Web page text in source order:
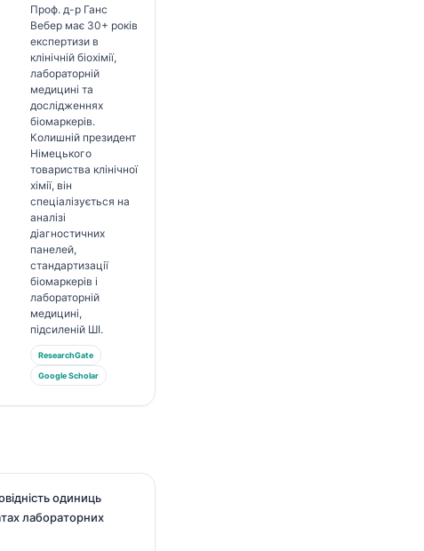
Проф. д-р Ганс
Вебер має 30+ років
експертизи в
клінічній біохімії,
лабораторній
медицині та
дослідженнях
біомаркерів.
Колишній президент
Німецького
товариства клінічної
хімії, він
спеціалізується на
аналізі
діагностичних
панелей,
стандартизації
біомаркерів і
лабораторній
медицині,
підсиленій ШІ.
ResearchGate
Google Scholar
одиниць
лабораторних